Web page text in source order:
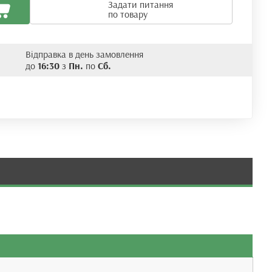
Задати питання
по товару
Відправка в день замовлення
до16:30 з Пн. поСб.